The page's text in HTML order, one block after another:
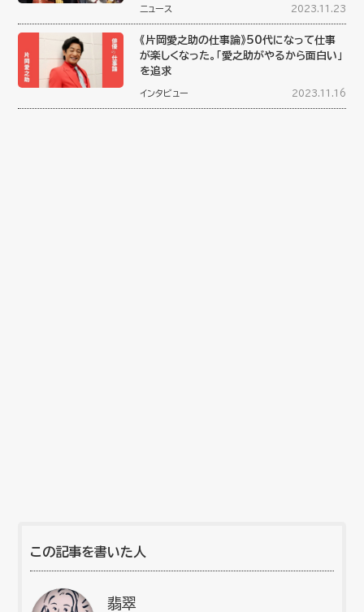
ニュース 2023.11.23
《片岡愛之助の仕事論》50代になって仕事
が楽しくなった。「愛之助がやるから面白い」
を追求
インタビュー 2023.11.16
この記事を書いた人
翡翠